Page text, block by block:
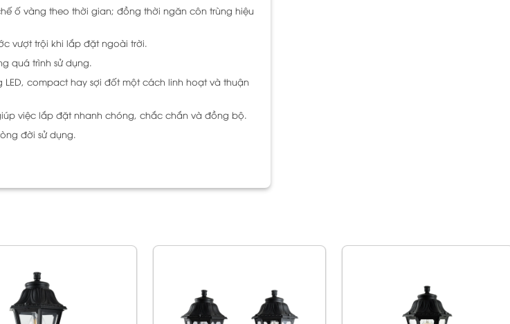
ố vàng theo thời gian; đồng thời ngăn côn trùng hiệu
vượt trội khi lắp đặt ngoài trời.
quá trình sử dụng.
compact hay sợi đốt một cách linh hoạt và thuận
việc lắp đặt nhanh chóng, chắc chắn và đồng bộ.
đời sử dụng.